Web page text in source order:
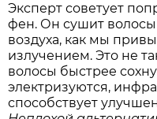
Эксперт советует
фен. Он сушит
воздуха, как мы
излучением. Это не
волосы быстрее
электризуются,
способствует